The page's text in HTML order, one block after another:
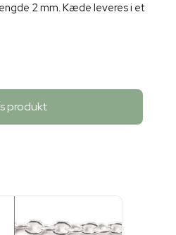
2 mm. Kæde leveres i et
produkt